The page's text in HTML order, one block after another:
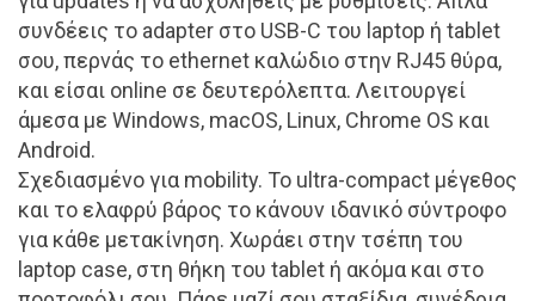
συνδέεις το adapter στο USB-C του laptop ή tablet
σου, περνάς το ethernet καλώδιο στην RJ45 θύρα,
και είσαι online σε δευτερόλεπτα. Λειτουργεί
άμεσα με Windows, macOS, Linux, Chrome OS και
Android.
Σχεδιασμένο για mobility. Το ultra-compact μέγεθος
και το ελαφρύ βάρος το κάνουν ιδανικό σύντροφο
για κάθε μετακίνηση. Χωράει στην τσέπη του
laptop case, στη θήκη του tablet ή ακόμα και στο